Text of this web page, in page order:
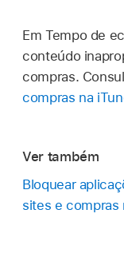
Em Tempo de
conteúdo
compras.
compras na
Ver também
Bloquear
sites e compras